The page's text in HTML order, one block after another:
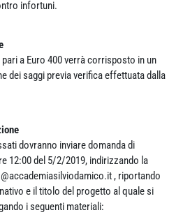
infortuni.
a Euro 400 verrà corrisposto in un
dei saggi previa verifica effettuata dalla
dovranno inviare domanda di
12:00 del 5/2/2019, indirizzando la
, riportando
e il titolo del progetto al quale si
i seguenti materiali: